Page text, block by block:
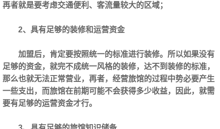
再者就是要考虑交通便利、客流量较大的区域；
2、具有足够的装修和运营资金
加盟后，肯定要按照统一的标准进行装修。所以如果没有
足够的资金，就完不成统一风格的装修，达不到装修的标准，
那么也就无法正常营业，再者，经营旅馆的过程中势必要产生
一些支出，而旅馆在前期可能不会获得多少收益，因此，就需
要有足够的运营资金才行。